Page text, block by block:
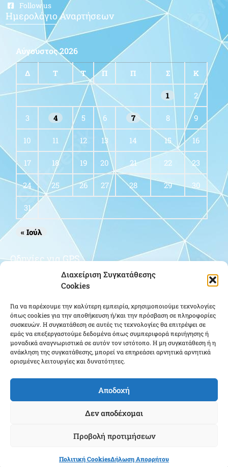
Διαχείριση Συγκατάθεσης
Cookies
Για να παρέχουμε την καλύτερη εμπειρία, χρησιμοποιούμε τεχνολογίες
όπως cookies για την αποθήκευση ή/και την πρόσβαση σε πληροφορίες
συσκευών. Η συγκατάθεση σε αυτές τις τεχνολογίες θα επιτρέψει σε
εμάς να επεξεργαστούμε δεδομένα όπως συμπεριφορά περιήγησης ή
μοναδικά αναγνωριστικά σε αυτόν τον ιστότοπο. Η μη συγκατάθεση ή η
ανάκληση της συγκατάθεσης, μπορεί να επηρεάσει αρνητικά αρνητικά
ορισμένες λειτουργίες και δυνατότητες.
Αποδοχή
Δεν αποδέχομαι
Προβολή προτιμήσεων
Πολιτική CookiesΔήλωση Απορρήτου
Follow us
Ημερολόγιο Αναρτήσεων
Αύγουστος 2026
Δ Τ Τ Π Π Σ Κ
1 2
3 4 5 6 7 8 9
10 11 12 13 14 15 16
17 18 19 20 21 22 23
24 25 26 27 28 29 30
31
« Ιούλ
Οδηγίες για GPS
Κάντε κλικ για να αποδεχτείτε cookies
εμπορικής προώθησης και να
Powered & Created byCloudmanager.gr